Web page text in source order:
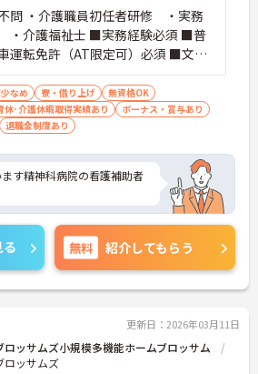
問 ・介護職員初任者研修 ・実務
・介護福祉士 ■実務経験必須 ■普
運転免許（AT限定可）必須 ■文字
きる程度のPCスキル（電子カルテ
ているため）
なめ 寮・借り上げ
無資格OK
休･介護休暇取得実績あり
ボーナス・賞与あり
退職金制度あり
す精神科病院の看護補助者
無料 紹介してもらう
更新日：2026年03月11日
ッサムズ小規模多機能ホームブロッサム
ロッサムズ